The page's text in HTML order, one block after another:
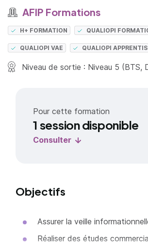
AFIP Formations
H+ FORMATION QUALIOPI
QUALIOPI VAE QUALIOPI
Niveau de sortie : Niveau 5 (BTS,
Pour cette formation
1 session disponible
Consulter
Objectifs
Assurer la veille
Réaliser des études